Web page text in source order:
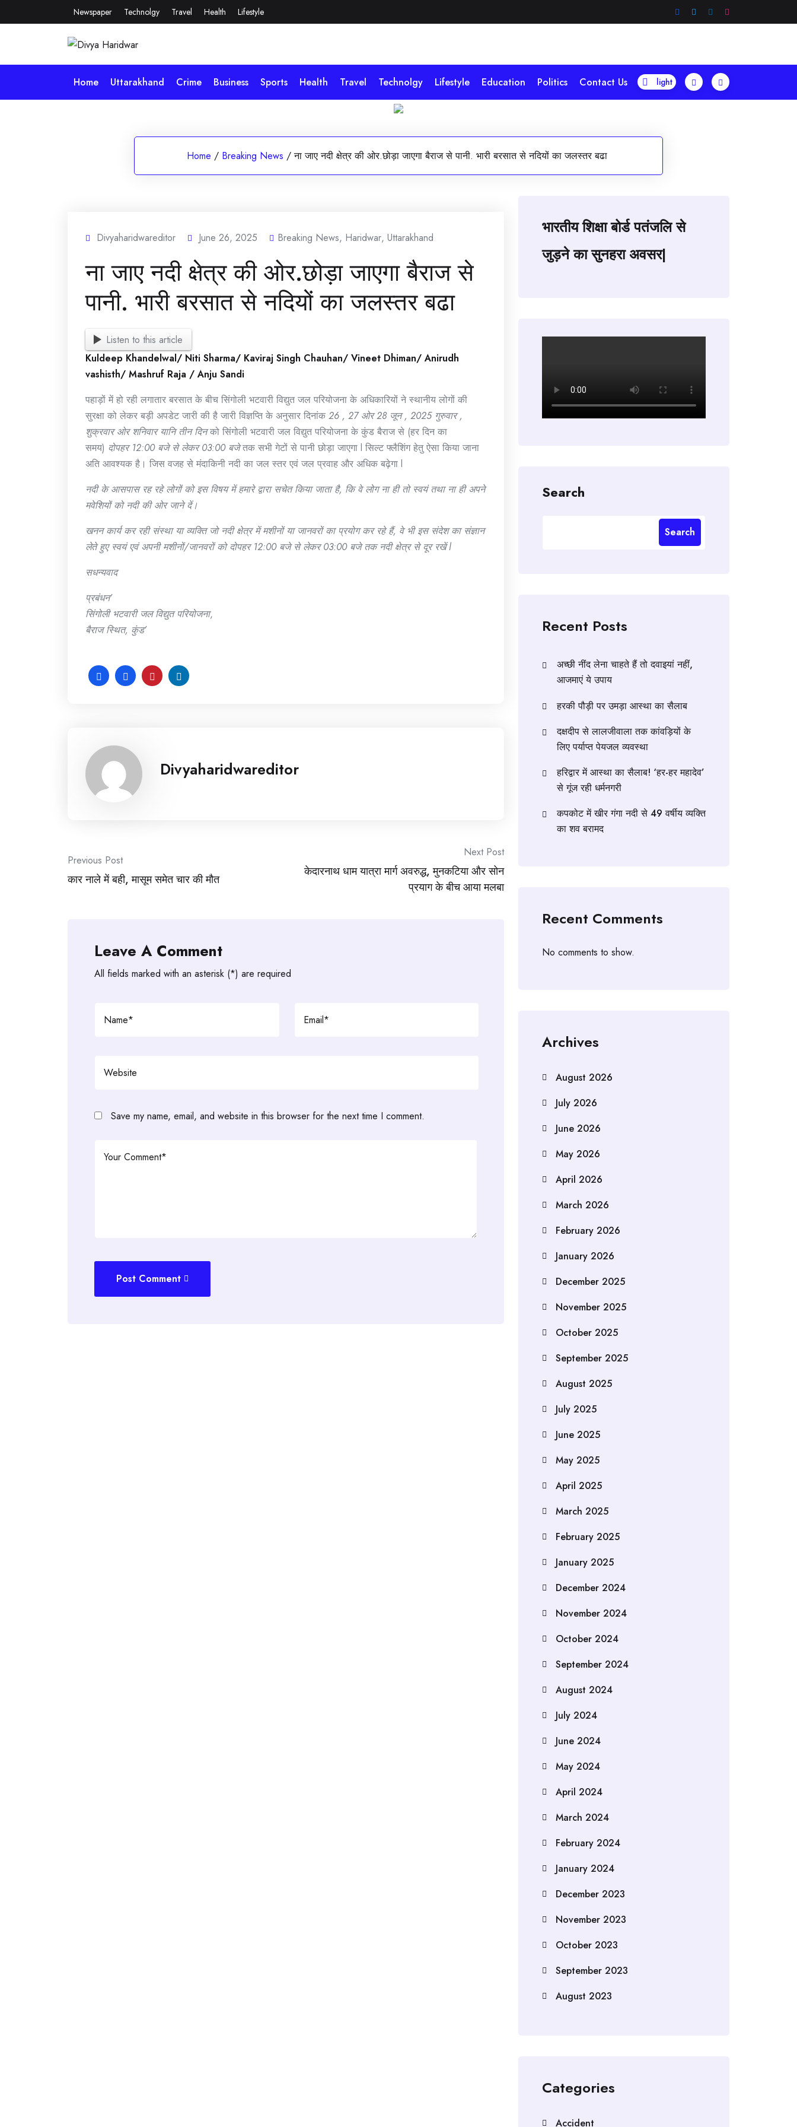
to
Newspaper Technolgy Travel Health Lifestyle
Home Uttarakhand Crime Business Sports Health Travel Technolgy Lifestyle Education Politics Contact Us
Home / Breaking News / ना जाए नदी क्षेत्र की ओर.छोड़ा जाएगा बैराज से पानी. भारी बरसात से नदियों का जलस्तर बढा
Divyaharidwareditor June 26, 2025 Breaking News, Haridwar, Uttarakhand
ना जाए नदी क्षेत्र की ओर.छोड़ा जाएगा बैराज से
पानी. भारी बरसात से नदियों का जलस्तर बढा
Listen to this article
Kuldeep Khandelwal/ Niti Sharma/ Kaviraj Singh Chauhan/ Vineet Dhiman/ Anirudh
vashisth/ Mashruf Raja / Anju Sandi
पहाड़ों में हो रही लगातार बरसात के बीच सिंगोली भटवारी विद्युत जल परियोजना के अधिकारियों ने स्थानीय लोगों की
सुरक्षा को लेकर बड़ी अपडेट जारी की है जारी विज्ञप्ति के अनुसार दिनांक 26 , 27 ओर 28 जून , 2025 गुरुवार ,
शुक्रवार ओर शनिवार यानि तीन दिनको सिंगोली भटवारी जल विद्युत परियोजना के कुंड बैराज से (हर दिन का
समय) दोपहर 12:00 बजे से लेकर 03:00 बजेतक सभी गेटों से पानी छोड़ा जाएगा l सिल्ट फ्लैशिंग हेतु ऐसा किया जाना
अति आवश्यक है। जिस वजह से मंदाकिनी नदी का जल स्तर एवं जल प्रवाह और अधिक बढ़ेगा l
नदी के आसपास रह रहे लोगों को इस विषय में हमारे द्वारा सचेत किया जाता है, कि वे लोग ना ही तो स्वयं तथा ना ही अपने
मवेशियों को नदी की ओर जाने दें।
खनन कार्य कर रही संस्था या व्यक्ति जो नदी क्षेत्र में मशीनों या जानवरों का प्रयोग कर रहे हैं, वे भी इस संदेश का संज्ञान
लेते हुए स्वयं एवं अपनी मशीनों/जानवरों को दोपहर 12:00 बजे से लेकर 03:00 बजे तक नदी क्षेत्र से दूर रखें l
सधन्यवाद
प्रबंधन’
सिंगोली भटवारी जल विद्युत परियोजना,
बैराज स्थित, कुंड’
Divyaharidwareditor
Post
navigation
Previous Post
कार नाले में बही, मासूम समेत चार की मौत
Next Post
केदारनाथ धाम यात्रा मार्ग अवरुद्ध, मुनकटिया और सोन
प्रयाग के बीच आया मलबा
Leave A Comment
All fields marked with an asterisk (*) are required
Save my name, email, and website in this browser for the next time I comment.
Post Comment
भारतीय शिक्षा बोर्ड पतंजलि से
जुड़ने का सुनहरा अवसर|
Search
Search
Recent Posts
अच्छी नींद लेना चाहते हैं तो दवाइयां नहीं,
आजमाएं ये उपाय
हरकी पौड़ी पर उमड़ा आस्था का सैलाब
दक्षदीप से लालजीवाला तक कांवड़ियों के
लिए पर्याप्त पेयजल व्यवस्था
हरिद्वार में आस्था का सैलाब! ‘हर-हर महादेव’
से गूंज रही धर्मनगरी
कपकोट में खीर गंगा नदी से 49 वर्षीय व्यक्ति
का शव बरामद
Recent Comments
No comments to show.
Archives
August 2026
July 2026
June 2026
May 2026
April 2026
March 2026
February 2026
January 2026
December 2025
November 2025
October 2025
September 2025
August 2025
July 2025
June 2025
May 2025
April 2025
March 2025
February 2025
January 2025
December 2024
November 2024
October 2024
September 2024
August 2024
July 2024
June 2024
May 2024
April 2024
March 2024
February 2024
January 2024
December 2023
November 2023
October 2023
September 2023
August 2023
Categories
Accident